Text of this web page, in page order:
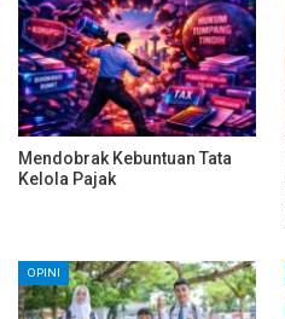
Mendobrak Kebuntuan Tata
Kelola Pajak
OPINI